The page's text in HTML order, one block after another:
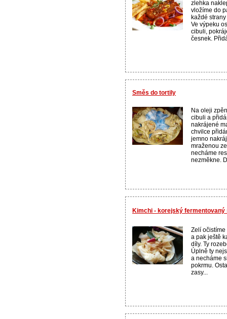
zlehka
vložíme do
každé
Ve výpeku
cibuli,
česnek.
Směs do tortily
Na oleji
cibuli a
nakrájené
chvilce
jemno
mraženou
necháme
nezměkne.
Kimchi - korejský fermentovaný
Zelí
a pak ještě
díly. Ty
Úplně ty
a necháme
pokrmu.
zasy...